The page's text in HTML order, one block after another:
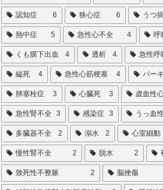
認知症 6 狭心症 6 うつ
熱中症 5 急性心不全 4 呼
くも膜下出血 4 透析 4 急性呼
縊死 4 急性心筋梗塞 4 パー
肺塞栓症 3 心臓死 3 虚血性
急性腎不全 3 感染症 3 うっ血
多臓器不全 2 溺水 2 心室細動
慢性腎不全 2 脱水 2
致死性不整脈 2 脳挫傷